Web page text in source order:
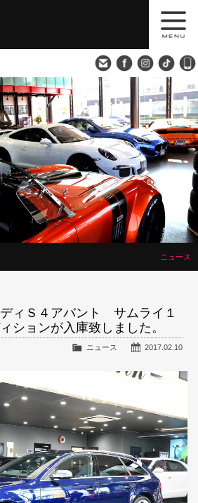
ニュース
ィＳ４アバント サムライ１
ションが入庫致しました。
2017.02.10
ニュース